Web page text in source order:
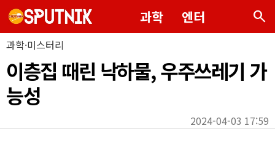
과학 엔터 search
과학·미스터리
이층집 때린 낙하물, 우주쓰레기 가
능성
2024-04-03 17:59